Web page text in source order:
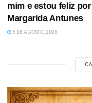
mim e estou feliz
Margarida Antunes
5 DE AGOSTO, 2026